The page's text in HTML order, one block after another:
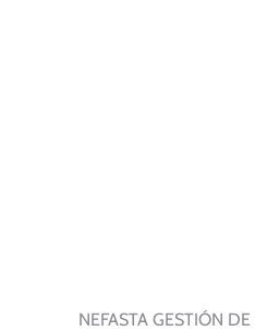
NEFASTA GESTIÓN